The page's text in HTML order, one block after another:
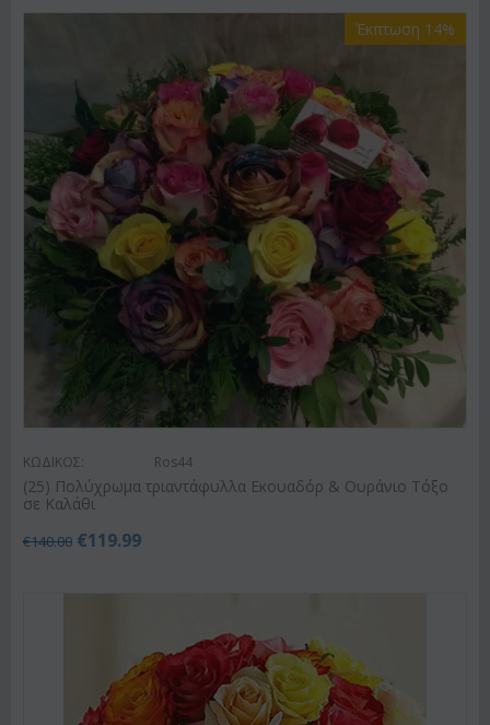
Έκπτωση 14%
ΚΩΔΙΚΟΣ: Ros44
(25) Πολύχρωμα τριαντάφυλλα Εκουαδόρ & Ουράνιο Τόξο
σε Καλάθι
€140.00 €119.99